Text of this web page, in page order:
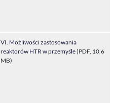
VI. Możliwości zastosowania
reaktorów HTR w przemyśle(PDF, 10,6
MB)